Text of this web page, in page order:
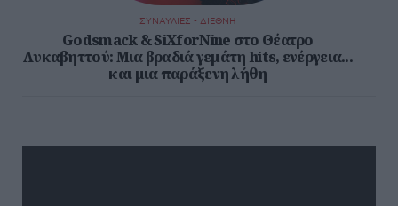
ΣΥΝΑΥΛΙΕΣ - ΔΙΕΘΝΗ
Godsmack & SiXforNine στο Θέατρο
Λυκαβηττού: Μια βραδιά γεμάτη hits, ενέργεια...
και μια παράξενη λήθη